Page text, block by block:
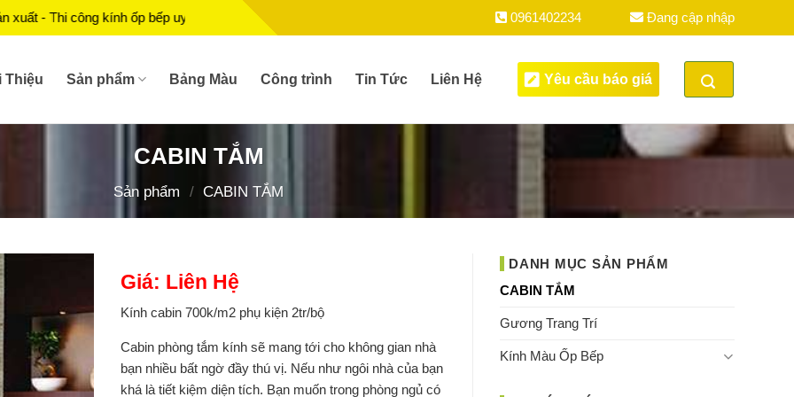
kính ốp bếp uy tín, chất lượng. 0961402234 Đang cập nhập
Thiệu Sản phẩm Bảng Màu Công trình Tin Tức Liên Hệ Yêu cầu báo giá
CABIN TẮM
Sản phẩm / CABIN TẮM
Giá: Liên Hệ
Kính cabin 700k/m2 phụ kiện 2tr/bộ
Cabin phòng tắm kính sẽ mang tới cho không gian nhà
bạn nhiều bất ngờ đầy thú vị. Nếu như ngôi nhà của bạn
khá là tiết kiệm diện tích. Bạn muốn trong phòng ngủ có
DANH MỤC SẢN PHẨM
CABIN TẮM
Gương Trang Trí
Kính Màu Ốp Bếp